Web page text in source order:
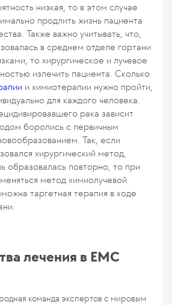
низкая, то в этом случае
продлить жизнь пациента
Также важно учитывать, что,
в среднем отделе гортани
то хирургическое и лучевое
излечить пациента. Сколько
и химиотерапии нужно пройти,
для каждого человека.
рака зависит
боролись с первичным
Так, если
хирургический метод,
образовалась повторно, то при
метод химиолучевой
таргетная терапия в ходе
лечения в ЕМС
команда экспертов с мировым